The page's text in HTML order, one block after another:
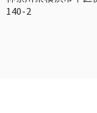
140-2